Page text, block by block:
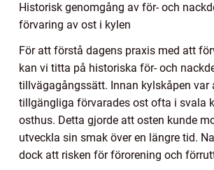
Historisk genomgång av för- och
förvaring av ost i kylen
För att förstå dagens praxis med att
kan vi titta på historiska för- och
tillvägagångssätt. Innan kylskåpen var
tillgängliga förvarades ost ofta i svala
osthus. Detta gjorde att osten kunde
utveckla sin smak över en längre tid.
dock att risken för förorening och